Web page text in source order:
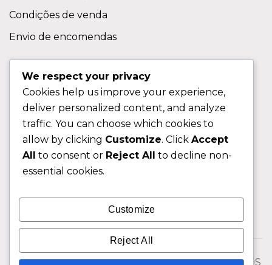
Condições de venda
Envio de encomendas
Contactos
Sobre nos
FAQ (Perguntas Frequentes)
CLIENTE
Área do Cliente
Livro de Reclamações
© 2026 Fixngo TODOS OS DIREITOS RESERVADOS
We respect your privacy
Cookies help us improve your experience,
deliver personalized content, and analyze
traffic. You can choose which cookies to
allow by clicking Customize. Click Accept
All to consent or Reject All to decline non-
essential cookies.
Customize
Reject All